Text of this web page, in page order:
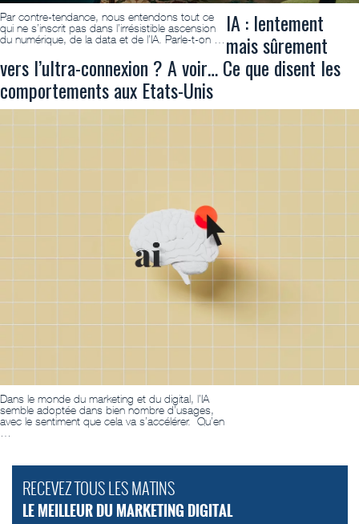
Par contre-tendance, nous entendons tout ce
qui ne s’inscrit pas dans l’irrésistible ascension
du numérique, de la data et de l’IA. Parle-t-on …
IA : lentement
mais sûrement
vers l’ultra-connexion ? A voir… Ce que disent les
comportements aux Etats-Unis
Dans le monde du marketing et du digital, l’IA
semble adoptée dans bien nombre d’usages,
avec le sentiment que cela va s’accélérer. Qu’en
RECEVEZ TOUS LES MATINS
LE MEILLEUR DU MARKETING DIGITAL